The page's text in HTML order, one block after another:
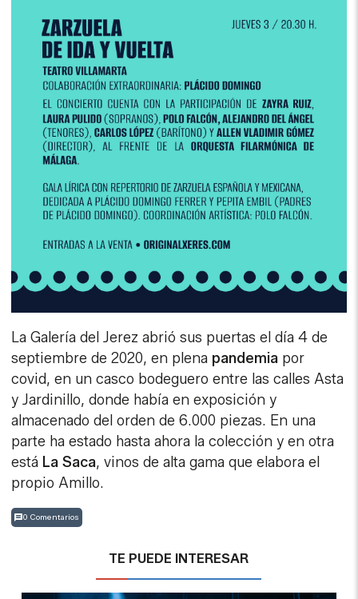
La Galería del Jerez abrió sus puertas el día 4 de
septiembre de 2020, en plena pandemia por
covid, en un casco bodeguero entre las calles Asta
y Jardinillo, donde había en exposición y
almacenado del orden de 6.000 piezas. En una
parte ha estado hasta ahora la colección y en otra
está La Saca, vinos de alta gama que elabora el
propio Amillo.
0 Comentarios
TE PUEDE INTERESAR